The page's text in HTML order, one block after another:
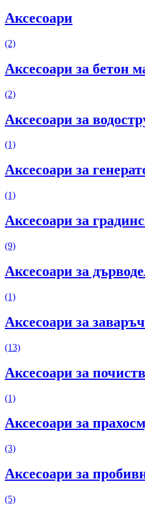
Аксесоари
(2)
Аксесоари за бетон
(2)
Аксесоари за
(1)
Аксесоари за
(1)
Аксесоари за
(9)
Аксесоари за
(1)
Аксесоари за
(13)
Аксесоари за
(1)
Аксесоари за
(3)
Аксесоари за
(5)